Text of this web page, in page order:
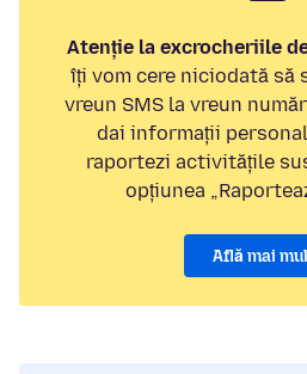
Atenție la excrocheriile
îți vom cere niciodată să
vreun SMS la vreun
dai informații
raportezi activitățile
opțiunea
Află mai